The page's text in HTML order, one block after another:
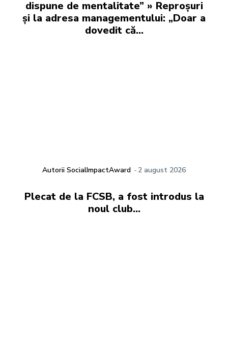
dispune de mentalitate” » Reproșuri
și la adresa managementului: „Doar a
dovedit că...
Autorii SocialImpactAward - 2 august 2026
Plecat de la FCSB, a fost introdus la
noul club…